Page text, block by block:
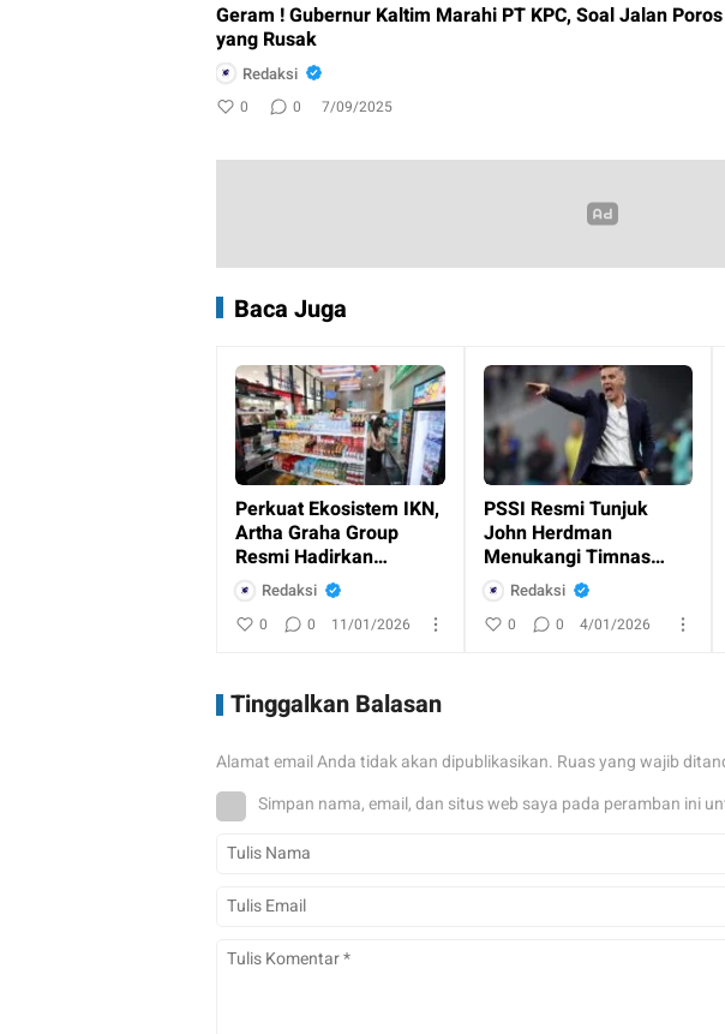
Geram ! Gubernur Kaltim Marahi PT KPC, Soal Jalan
yang Rusak
Redaksi
0 0 7/09/2025
Baca Juga
Perkuat Ekosistem IKN,
Artha Graha Group
Resmi Hadirkan
Layanan Perbankan
dan Ritel
Redaksi
0 0 11/01/2026
PSSI Resmi Tunjuk
John Herdman
Menukangi Timnas
Indonesia
Redaksi
0 0 4/01/2026
Tinggalkan Balasan
Alamat email Anda tidak akan dipublikasikan. Ruas yang wajib
Simpan nama, email, dan situs web saya pada peramban ini